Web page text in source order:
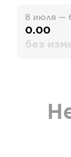
8 июля —
0.00
без